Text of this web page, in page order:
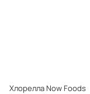
Хлорелла Now Foods